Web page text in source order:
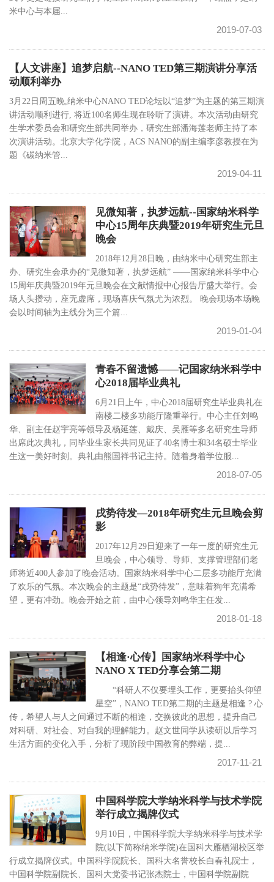
米中心与本届...
2019-07-03
【人文讲座】追梦启航--NANO TED第三期演讲分享活
动顺利举办
3月22日周五晚,纳米中心NANO TED论坛以“追梦”为主题的第三期演
讲活动顺利进行, 将近100名师生现在聆听了演讲。本次活动由研究
生学术委员会和研究生部共同举办，研究生部潘海莲老师主持了本
次演讲活动。北京大学化学院，ACS NANO的副主编李彦教授在为
题《碳纳米管...
2019-04-11
见微知著，执梦远航--国家纳米科学
中心15周年庆典暨2019年研究生元旦
晚会
2018年12月28日晚，由纳米中心研究生部主
办、研究生会承办的“见微知著，执梦远航” ——国家纳米科学中心
15周年庆典暨2019年元旦晚会在文献情报中心报告厅盛大举行。会
场人头攒动，座无虚席，现场喜庆气氛尤为浓烈。 晚会现场本场晚
会以时间轴为主线分为三个篇...
2019-01-04
青春不留遗憾——记国家纳米科学中
心2018届毕业典礼
6月21日上午，中心2018届研究生毕业典礼在
南楼二楼多功能厅隆重举行。中心主任刘鸣
华、副主任赵宇亮等领导及杨延莲、戴庆、吴雁等多名研究生导师
出席此次典礼，同毕业生家长共同见证了40名博士和34名硕士毕业
生这一美好时刻。典礼由熊国祥书记主持。随着身着学位服...
2018-07-05
戌势待发—2018年研究生元旦晚会剪
影
2017年12月29日迎来了一年一度的研究生元
旦晚会，中心领导、导师、支撑管理部们老
师将近400人参加了晚会活动。国家纳米科学中心二层多功能厅充满
了欢乐的气氛。本次晚会的主题是“戌势待发”，意味着狗年充满希
望，更有冲劲。晚会开始之前，由中心领导刘鸣华主任发...
2018-01-18
【相逢·心传】国家纳米科学中心
NANO X TED分享会第二期
“科研人不仅要埋头工作，更要抬头仰望
星空”，NANO TED第二期的主题是相逢 ? 心
传，希望人与人之间通过不断的相逢，交换彼此的思想，提升自己
对科研、对社会、对自我的理解能力。赵文世同学从读研以后学习
生活方面的变化入手，分析了现阶段中国教育的弊端，提...
2017-11-21
中国科学院大学纳米科学与技术学院
举行成立揭牌仪式
9月10日，中国科学院大学纳米科学与技术学
院(以下简称纳米学院)在国科大雁栖湖校区举
行成立揭牌仪式。中国科学院院长、国科大名誉校长白春礼院士，
中国科学院副院长、国科大党委书记张杰院士，中国科学院副院